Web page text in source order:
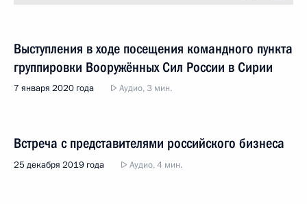
Выступления в ходе посещения командного пункта
группировки Вооружённых Сил России в Сирии
7 января 2020 года Аудио, 3 мин.
Встреча с представителями российского бизнеса
25 декабря 2019 года Аудио, 4 мин.